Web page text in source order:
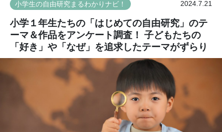
小学生の自由研究まるわかりナビ！ 2024.7.21
小学１年生たちの「はじめての自由研究」のテ
ーマ＆作品をアンケート調査！ 子どもたちの
「好き」や「なぜ」を追求したテーマがずらり